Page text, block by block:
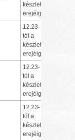
készlet
erejéig
12.23-
tól a
készlet
erejéig
12.23-
tól a
készlet
erejéig
12.23-
tól a
készlet
erejéig